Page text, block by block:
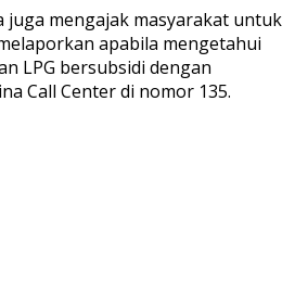
juga mengajak masyarakat untuk
apabila mengetahui
LPG bersubsidi dengan
Call Center di nomor 135.